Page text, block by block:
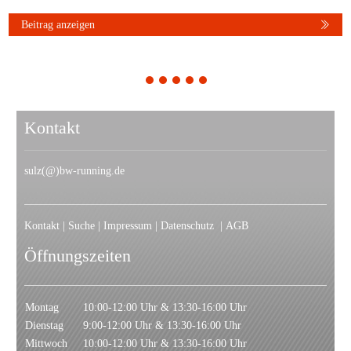
Beitrag anzeigen
1 2 3 4 5
Kontakt
sulz(@)bw-running.de
Kontakt Suche Impressum Datenschutz AGB
Öffnungszeiten
Montag
10:00-12:00 Uhr & 13:30-16:00 Uhr
Dienstag
9:00-12:00 Uhr & 13:30-16:00 Uhr
Mittwoch
10:00-12:00 Uhr & 13:30-16:00 Uhr